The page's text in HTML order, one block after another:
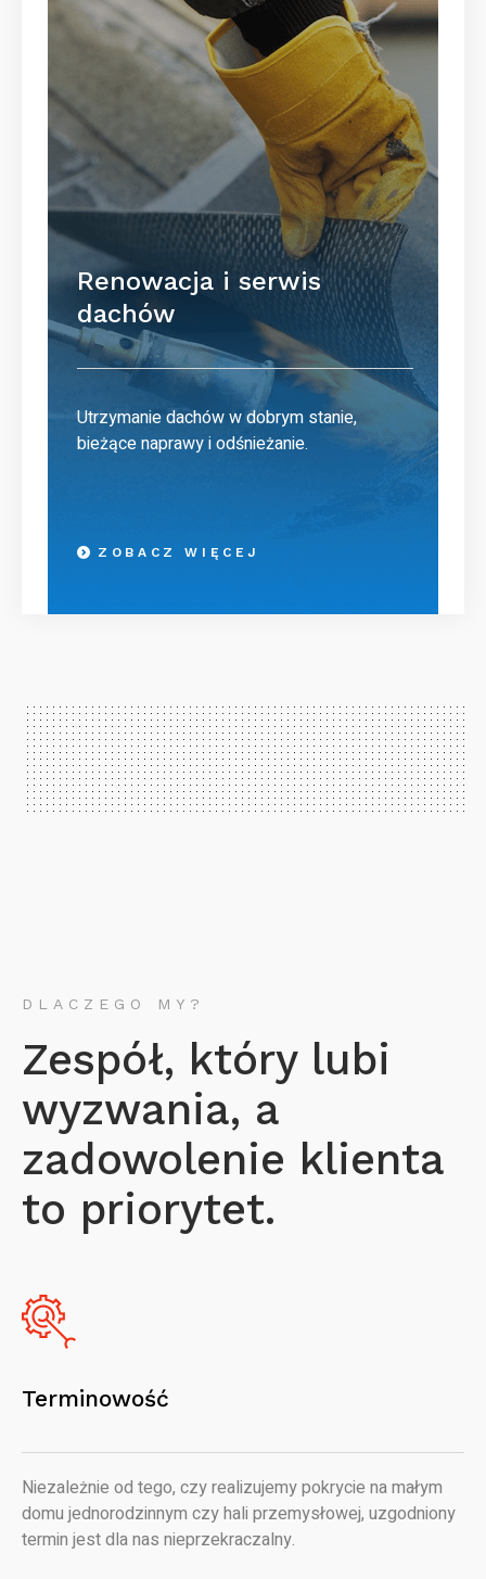
Renowacja i serwis
dachów
Utrzymanie dachów w dobrym stanie,
bieżące naprawy i odśnieżanie.
ZOBACZ WIĘCEJ
DLACZEGO MY?
Zespół, który lubi
wyzwania, a
zadowolenie klienta
to priorytet.
Terminowość
Niezależnie od tego, czy realizujemy pokrycie na małym
domu jednorodzinnym czy hali przemysłowej, uzgodniony
termin jest dla nas nieprzekraczalny.